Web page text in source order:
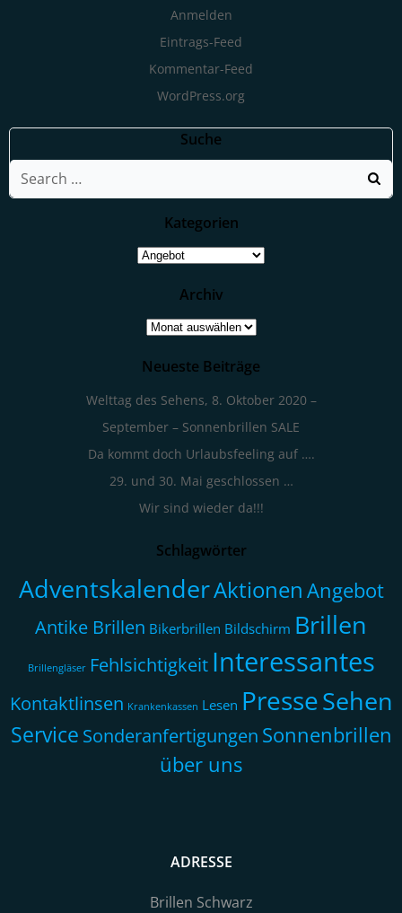
Anmelden
Eintrags-Feed
Kommentar-Feed
WordPress.org
Suche
Search
for:
Kategorien
Kategorien
Archiv
Archiv
Neueste Beiträge
Welttag des Sehens, 8. Oktober 2020 –
September – Sonnenbrillen SALE
Da kommt doch Urlaubsfeeling auf ….
29. und 30. Mai geschlossen …
Wir sind wieder da!!!
Schlagwörter
AdventskalenderAktionenAngebot
Antike Brillen Bikerbrillen Bildschirm Brillen
Brillengläser Fehlsichtigkeit Interessantes
Kontaktlinsen Krankenkassen Lesen PresseSehen
Service Sonderanfertigungen Sonnenbrillen
über uns
ADRESSE
Brillen Schwarz